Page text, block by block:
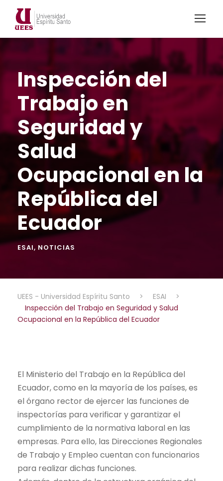
Inspección del
Trabajo en
Seguridad y
Salud
Ocupacional en la
República del
Ecuador
ESAI, NOTICIAS
UEES - Universidad Espíritu Santo > ESAI
>
Inspección del Trabajo en Seguridad y Salud
Ocupacional en la República del Ecuador
El Ministerio del Trabajo en la República del
Ecuador, como en la mayoría de los países, es
el órgano rector de ejercer las funciones de
inspectorías para verificar y garantizar el
cumplimiento de la normativa laboral en las
empresas. Para ello, las Direcciones Regionales
de Trabajo y Empleo cuentan con funcionarios
para realizar dichas funciones.